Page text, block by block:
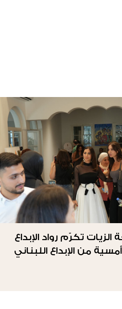
الزيات تكرّم رواد الإبداع
من الإبداع اللبناني